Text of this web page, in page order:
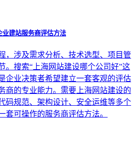
业建站服务商评估方法
，涉及需求分析、技术选型、项目管
。搜索“上海网站建设哪个公司好”这
企业决策者希望建立一套客观的评估
商的专业能力。需要上海网站建设的
码规范、架构设计、安全运维等多个
套可操作的服务商评估方法。